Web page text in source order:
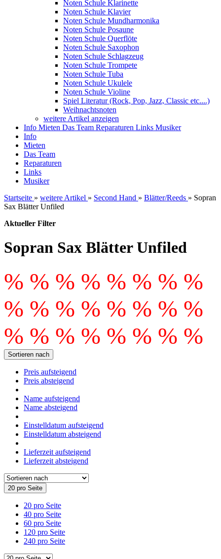
Noten Schule Klarinette
Noten Schule Klavier
Noten Schule Mundharmonika
Noten Schule Posaune
Noten Schule Querflöte
Noten Schule Saxophon
Noten Schule Schlagzeug
Noten Schule Trompete
Noten Schule Tuba
Noten Schule Ukulele
Noten Schule Violine
Spiel Literatur (Rock, Pop, Jazz, Classic etc....)
Weihnachtsnoten
weitere Artikel anzeigen
Info Mieten Das Team Reparaturen Links Musiker
Info
Mieten
Das Team
Reparaturen
Links
Musiker
Startseite » weitere Artikel » Second Hand » Blätter/Reeds » Sopran
Sax Blätter Unfiled
Aktueller Filter
Sopran Sax Blätter Unfiled
% % % % % % % %
% % % % % % % %
% % % % % % % %
Sortieren nach
Preis aufsteigend
Preis absteigend
Name aufsteigend
Name absteigend
Einstelldatum aufsteigend
Einstelldatum absteigend
Lieferzeit aufsteigend
Lieferzeit absteigend
20 pro Seite
20 pro Seite
40 pro Seite
60 pro Seite
120 pro Seite
240 pro Seite